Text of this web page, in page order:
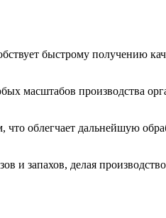
быстрому получению
масштабов производства
облегчает дальнейшую
и запахов, делая